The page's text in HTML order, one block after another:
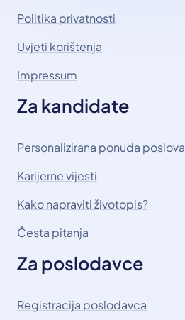
Politika privatnosti
Uvjeti korištenja
Impressum
Za kandidate
Personalizirana ponuda poslova
Karijerne vijesti
Kako napraviti životopis?
Česta pitanja
Za poslodavce
Registracija poslodavca